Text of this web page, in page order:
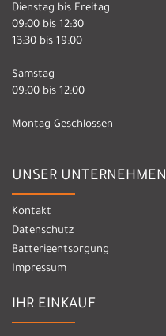
Dienstag bis Freitag
09:00 bis 12:30
13:30 bis 19:00
Samstag
09:00 bis 12:00
Montag Geschlossen
UNSER UNTERNEHMEN
Kontakt
Datenschutz
Batterieentsorgung
Impressum
IHR EINKAUF